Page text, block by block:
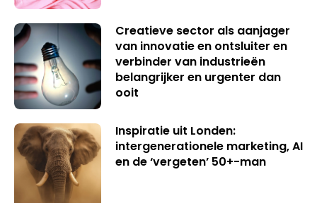
Creatieve sector als aanjager
van innovatie en ontsluiter en
verbinder van industrieën
belangrijker en urgenter dan
ooit
Inspiratie uit Londen:
intergenerationele marketing, AI
en de ‘vergeten’ 50+-man